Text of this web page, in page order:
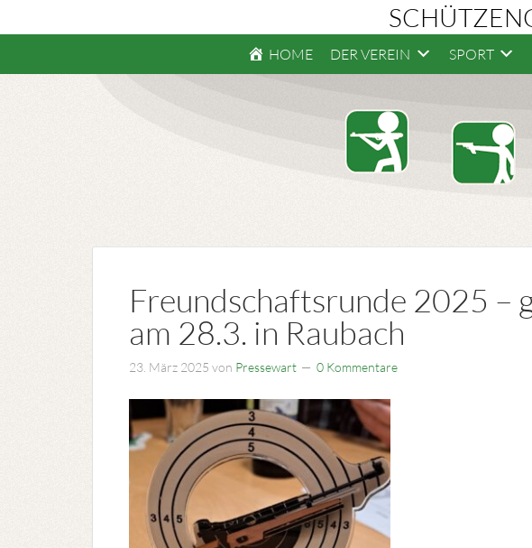
HOME DER VEREIN SPORT
Freundschaftsrunde 2025 –
am 28.3. in Raubach
23. März 2025 von Pressewart 0 Kommentare